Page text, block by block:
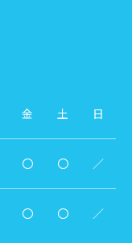
金 土 日
〇 〇 ／
〇 〇 ／